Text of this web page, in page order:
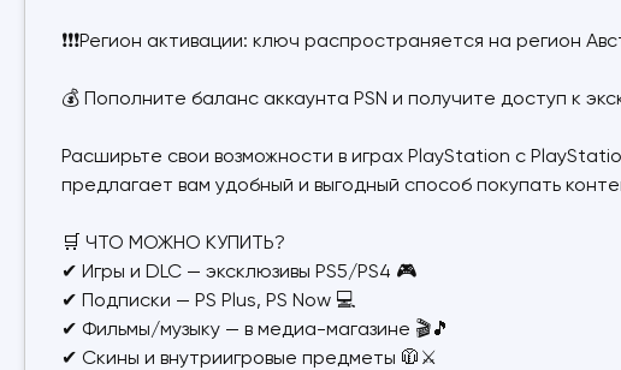
❗❗❗Регион активации: ключ распространяется на регион
💰 Пополните баланс аккаунта PSN и получите доступ к
Расширьте свои возможности в играх PlayStation с
предлагает вам удобный и выгодный способ покупать
🛒 ЧТО МОЖНО КУПИТЬ?
✔ Игры и DLC — эксклюзивы PS5/PS4 🎮
✔ Подписки — PS Plus, PS Now 💻
✔ Фильмы/музыку — в медиа-магазине 🎬🎵
✔ Скины и внутриигровые предметы 🧥⚔️